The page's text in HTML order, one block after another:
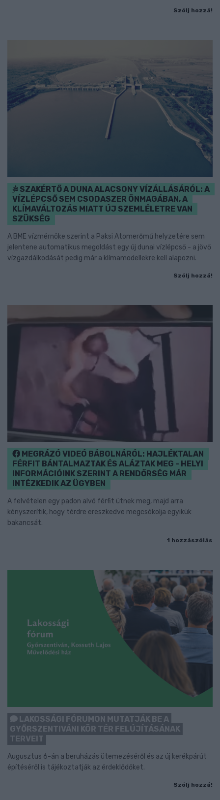
Szólj hozzá!
SZAKÉRTŐ A DUNA ALACSONY VÍZÁLLÁSÁRÓL: A
VÍZLÉPCSŐ SEM CSODASZER ÖNMAGÁBAN, A
KLÍMAVÁLTOZÁS MIATT ÚJ SZEMLÉLETRE VAN
SZÜKSÉG
A BME vízmérnöke szerint a Paksi Atomerőmű helyzetére sem
jelentene automatikus megoldást egy új dunai vízlépcső - a jövő
vízgazdálkodását pedig már a klímamodellekre kell alapozni.
Szólj hozzá!
MEGRÁZÓ VIDEÓ BÁBOLNÁRÓL: HAJLÉKTALAN
FÉRFIT BÁNTALMAZTAK ÉS ALÁZTAK MEG - HELYI
INFORMÁCIÓINK SZERINT A RENDŐRSÉG MÁR
INTÉZKEDIK AZ ÜGYBEN
A felvételen egy padon alvó férfit ütnek meg, majd arra
kényszerítik, hogy térdre ereszkedve megcsókolja egyikük
bakancsát.
1 hozzászólás
LAKOSSÁGI FÓRUMON MUTATJÁK BE A
GYŐRSZENTIVÁNI KÖR TÉR FELÚJÍTÁSÁNAK
TERVEIT
Augusztus 6-án a beruházás ütemezéséről és az új kerékpárút
építéséről is tájékoztatják az érdeklődőket.
Szólj hozzá!